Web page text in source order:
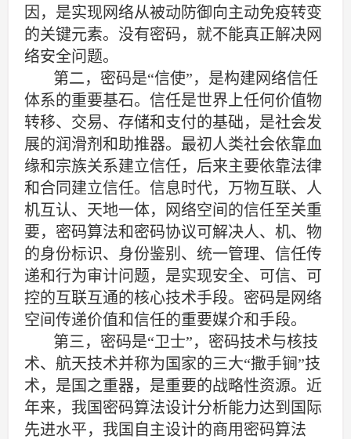
因，是实现网络从被动防御向主动免疫转变
的关键元素。没有密码，就不能真正解决网
络安全问题。
第二，密码是“信使”，是构建网络信任
体系的重要基石。信任是世界上任何价值物
转移、交易、存储和支付的基础，是社会发
展的润滑剂和助推器。最初人类社会依靠血
缘和宗族关系建立信任，后来主要依靠法律
和合同建立信任。信息时代，万物互联、人
机互认、天地一体，网络空间的信任至关重
要，密码算法和密码协议可解决人、机、物
的身份标识、身份鉴别、统一管理、信任传
递和行为审计问题，是实现安全、可信、可
控的互联互通的核心技术手段。密码是网络
空间传递价值和信任的重要媒介和手段。
第三，密码是“卫士”，密码技术与核技
术、航天技术并称为国家的三大“撒手锏”技
术，是国之重器，是重要的战略性资源。近
年来，我国密码算法设计分析能力达到国际
先进水平，我国自主设计的商用密码算法